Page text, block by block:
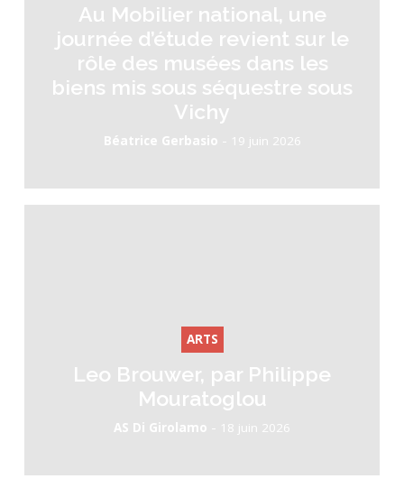
Au Mobilier national, une
journée d’étude revient sur le
rôle des musées dans les
biens mis sous séquestre sous
Vichy
Béatrice Gerbasio - 19 juin 2026
ARTS
Leo Brouwer, par Philippe
Mouratoglou
AS Di Girolamo - 18 juin 2026